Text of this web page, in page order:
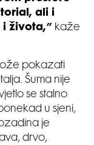
ali i
i života,” kaže
pokazati
Šuma nije
se stalno
u sjeni,
je
drvo,